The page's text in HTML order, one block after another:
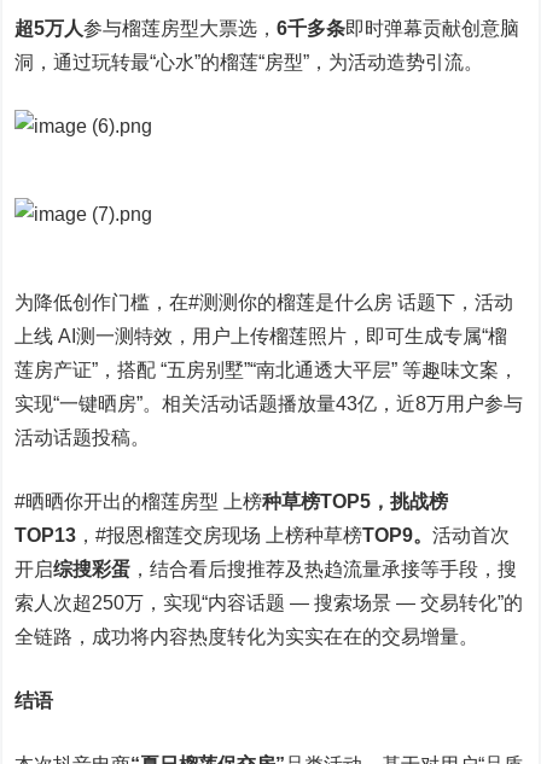
超5万人参与榴莲房型大票选，6千多条即时弹幕贡献创意脑
洞，通过玩转最“心水”的榴莲“房型”，为活动造势引流。
为降低创作门槛，在#测测你的榴莲是什么房 话题下，活动
上线 AI测一测特效，用户上传榴莲照片，即可生成专属“榴
莲房产证”，搭配 “五房别墅”“南北通透大平层” 等趣味文案，
实现“一键晒房”。相关活动话题播放量43亿，近8万用户参与
活动话题投稿。
#晒晒你开出的榴莲房型 上榜种草榜TOP5，挑战榜
TOP13 ，#报恩榴莲交房现场 上榜种草榜TOP9。活动首次
开启综搜彩蛋 ，结合看后搜推荐及热趋流量承接等手段，搜
索人次超250万，实现“内容话题 — 搜索场景 — 交易转化”的
全链路，成功将内容热度转化为实实在在的交易增量。
结语